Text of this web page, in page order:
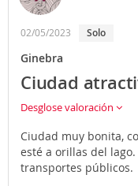
02/05/2023 Solo
Ginebra
Ciudad
Desglose valoración
Ciudad muy bonita,
esté a orillas del
transportes públicos.